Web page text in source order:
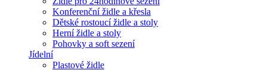
Konferenční židle a křesla
Dětské rostoucí židle a stoly
Herní židle a stoly
Pohovky a soft sezení
Jídelní
Plastové židle